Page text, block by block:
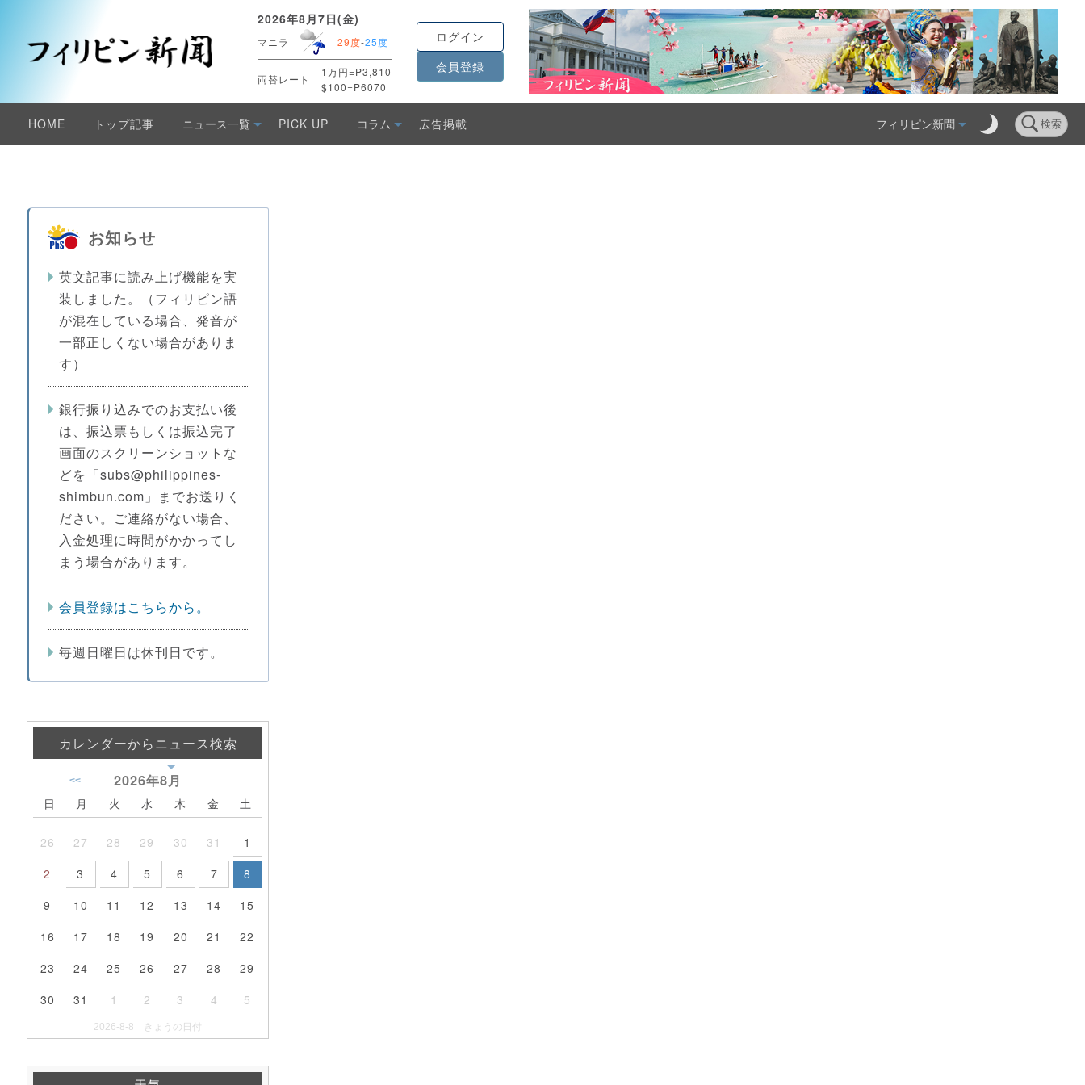
2026年8月7日(金)
マニラ 29度-25度
両替レート
1万円=P3,810
$100=P6070
ログイン
会員登録
HOME トップ記事 ニュース一覧 PICK UP コラム 広告掲載 フィリピン新聞 検索
お知らせ
英文記事に読み上げ機能を実
装しました。（フィリピン語
が混在している場合、発音が
一部正しくない場合がありま
す）
銀行振り込みでのお支払い後
は、振込票もしくは振込完了
画面のスクリーンショットな
どを「subs@philippines-
shimbun.com」までお送りく
ださい。ご連絡がない場合、
入金処理に時間がかかってし
まう場合があります。
会員登録はこちらから。
毎週日曜日は休刊日です。
カレンダーからニュース検索
2026年8月
<<
日 月 火 水 木 金 土
26 27 28 29 30 31
1
2
3 4 5 6 7
8
9
10 11 12 13 14
15
16
17 18 19 20 21
22
23
24 25 26 27 28
29
30
31 1 2 3 4 5
2026-8-8 きょうの日付